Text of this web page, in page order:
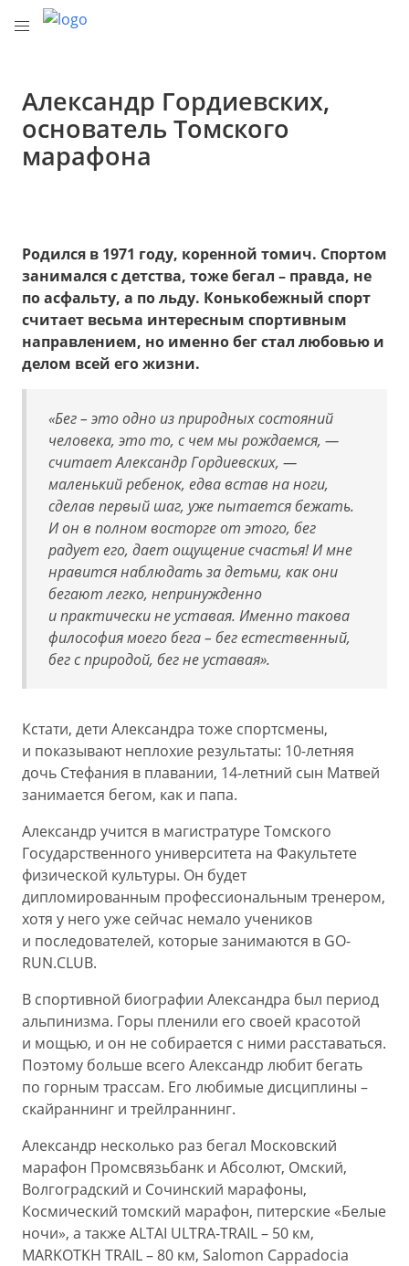
Александр Гордиевских,
основатель Томского
марафона
Родился в 1971 году, коренной томич. Спортом
занимался с детства, тоже бегал – правда, не
по асфальту, а по льду. Конькобежный спорт
считает весьма интересным спортивным
направлением, но именно бег стал любовью и
делом всей его жизни.
«Бег – это одно из природных состояний
человека, это то, с чем мы рождаемся, —
считает Александр Гордиевских, —
маленький ребенок, едва встав на ноги,
сделав первый шаг, уже пытается бежать.
И он в полном восторге от этого, бег
радует его, дает ощущение счастья! И мне
нравится наблюдать за детьми, как они
бегают легко, непринужденно
и практически не уставая. Именно такова
философия моего бега – бег естественный,
бег с природой, бег не уставая».
Кстати, дети Александра тоже спортсмены,
и показывают неплохие результаты: 10-летняя
дочь Стефания в плавании, 14-летний сын Матвей
занимается бегом, как и папа.
Александр учится в магистратуре Томского
Государственного университета на Факультете
физической культуры. Он будет
дипломированным профессиональным тренером,
хотя у него уже сейчас немало учеников
и последователей, которые занимаются в GO-
RUN.CLUB.
В спортивной биографии Александра был период
альпинизма. Горы пленили его своей красотой
и мощью, и он не собирается с ними расставаться.
Поэтому больше всего Александр любит бегать
по горным трассам. Его любимые дисциплины –
скайраннинг и трейлраннинг.
Александр несколько раз бегал Московский
марафон Промсвязьбанк и Абсолют, Омский,
Волгоградский и Сочинский марафоны,
Космический томский марафон, питерские «Белые
ночи», а также ALTAI ULTRA-TRAIL – 50 км,
MARKOTKH TRAIL – 80 км, Salomon Cappadocia